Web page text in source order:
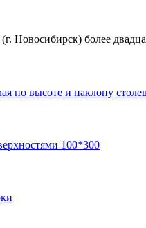
более
по высоте и наклону
100*300